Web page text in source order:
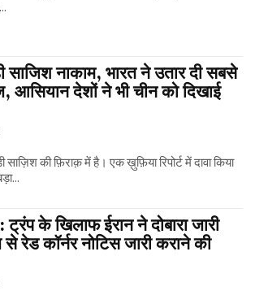
साजिश नाकाम, भारत ने उतार दी सबसे
देशों ने भी चीन को दिखाई
की फ़िराक़ में है। एक ख़ुफ़िया रिपोर्ट में दावा किया
के खिलाफ ईरान ने दोबारा जारी
रेड कॉर्नर नोटिस जारी कराने की